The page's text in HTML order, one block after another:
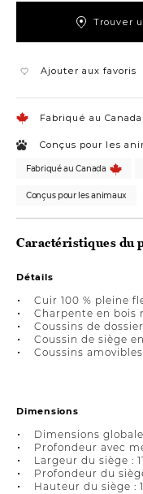
Trouver
Ajouter aux favoris
Fabriqué au Canada
Conçus pour les
Fabriqué au Canada
Conçus pour les animaux
Caractéristiques du
Détails
Cuir 100 % pleine
Charpente en bois
Coussins de
Coussin de siège
Coussins amovibles
Dimensions
Dimensions
Profondeur avec
Largeur du siège :
Profondeur du
Hauteur du siège :